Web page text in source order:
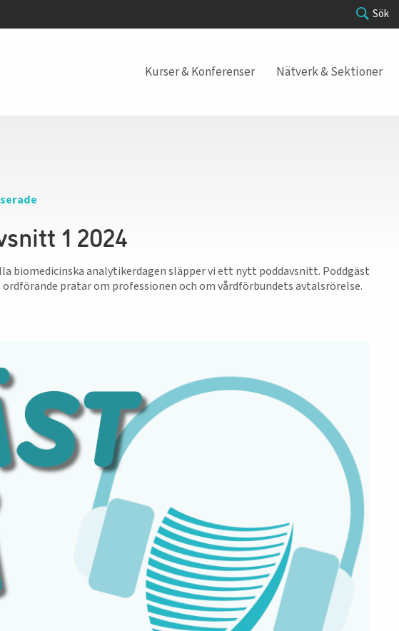
Sök
Kurser & Konferenser Nätverk & Sektioner
1 2024
biomedicinska analytikerdagen släpper vi ett nytt poddavsnitt. Poddgäst
ordförande pratar om professionen och om vårdförbundets avtalsrörelse.